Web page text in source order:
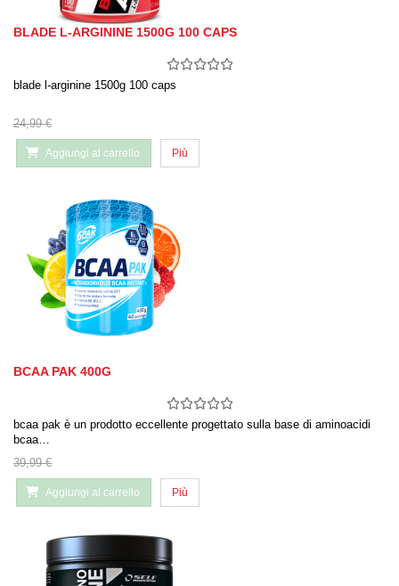
BLADE L-ARGININE 1500G 100 CAPS
blade l-arginine 1500g 100 caps
24,99 €
Aggiungi al carrello Più
BCAA PAK 400G
bcaa pak è un prodotto eccellente progettato sulla base di aminoacidi
bcaa…
39,99 €
Aggiungi al carrello Più